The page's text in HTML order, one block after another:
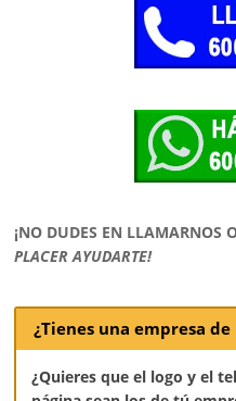
¡NO DUDES EN LLAMARNOS
PLACER AYUDARTE!
¿Tienes una empresa
¿Quieres que el logo y el